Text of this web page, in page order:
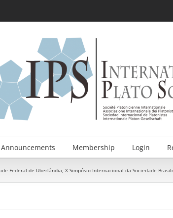
Announcements Membership Login
Federal de Uberlândia, X Simpósio Internacional da Sociedade